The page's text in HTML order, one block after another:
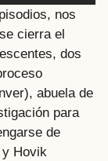
nos
cierra el
dos
abuela de
para
de
y Hovik